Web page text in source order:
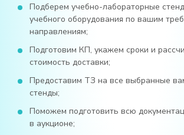
Подберем учебно-лабораторные
учебного оборудования по вашим
направлениям;
Подготовим КП, укажем сроки и
стоимость доставки;
Предоставим ТЗ на все выбранные
стенды;
Поможем подготовить всю
в аукционе;